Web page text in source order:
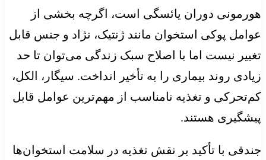
هورمونی دوران یائسگی است، اگرچه بخشی از
عوامل پوکی استخوان مانند ژنتیک، نژاد و جنس قابل
تغییر نیست اما با اصلاح سبک زندگی می‌توان تا حد
زیادی روند بیماری را به تأخیر انداخت. سیگار، الکل،
کم‌تحرکی و تغذیه نامناسب از مهم‌ترین عوامل قابل
پیشگیری هستند.
جندقی با تأکید بر نقش تغذیه در سلامت استخوان‌ها